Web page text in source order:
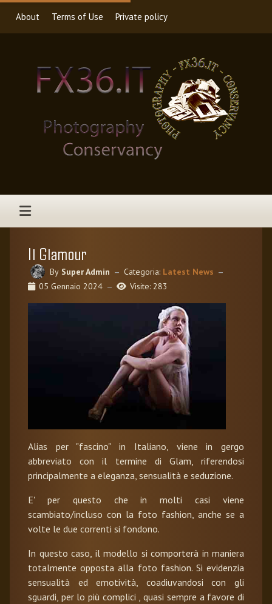
About Terms of Use Private policy
Il Glamour
By Super Admin Categoria: Latest News
05 Gennaio 2024
Visite: 283
Alias per "fascino" in Italiano, viene in gergo
abbreviato con il termine di Glam, riferendosi
principalmente a eleganza, sensualità e seduzione.
E' per questo che in molti casi viene
scambiato/incluso con la foto fashion, anche se a
volte le due correnti si fondono.
In questo caso, il modello si comporterà in maniera
totalmente opposta alla foto fashion. Si evidenzia
sensualità ed emotività, coadiuvandosi con gli
sguardi, per lo più complici , quasi sempre a favore di